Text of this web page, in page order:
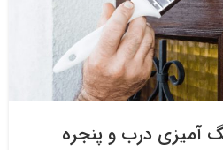
آمیزی درب و پنجره